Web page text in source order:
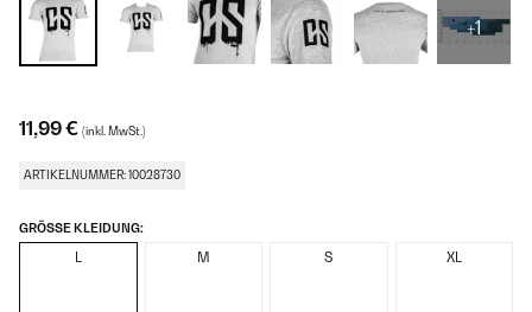
+1
11,99 € (inkl. MwSt.)
ARTIKELNUMMER: 10028730
GRÖSSE KLEIDUNG:
L M S XL